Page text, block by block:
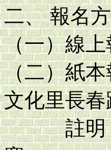
二、 報名
（一）線
（二）紙
文化里長
註明「